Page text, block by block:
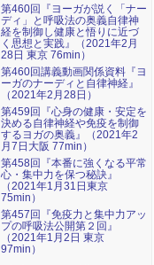
第460回『ヨーガが説く「ナー
ディ」と呼吸法の奥義自律神
経を制御し健康と悟りに近づ
く思想と実践』（2021年2月
28日 東京 76min）
第460回講義動画関係資料『ヨ
ーガのナーディと自律神経』
（2021年2月28日）
第459回『心身の健康・安定を
決める自律神経や免疫を制御
するヨガの奥義』（2021年2
月7日大阪 77min）
第458回『本番に強くなる平常
心・集中力を保つ秘訣』
（2021年1月31日東京
75min）
第457回『免疫力と集中力アッ
プの呼吸法公開第２回』
（2021年1月2日 東京
97min）